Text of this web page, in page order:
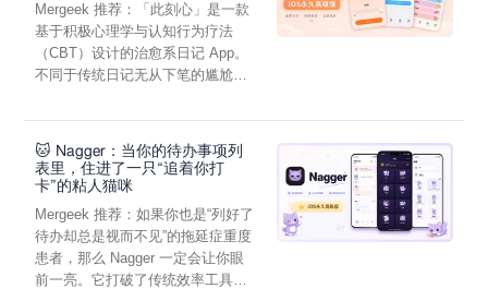
Mergeek 推荐：「此刻心」是一款
基于积极心理学与认知行为疗法
（CBT）设计的治愈系日记 App。
不同于传统日记无从下笔的尴尬，
🐱 Nagger：当你的待办事项列
表里，住进了一只“追着你打
卡”的粘人猫咪
Mergeek 推荐：如果你也是“列好了
待办却总是视而不见”的拖延症重度
患者，那么 Nagger 一定会让你眼
前一亮。它打破了传统效率工具冰